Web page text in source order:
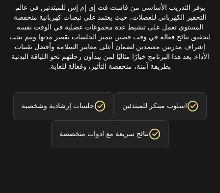
يوفر التدريب الأساسي من فاست فت إي إم إس للمبتدئين في عالم
التحفيز الكهربائي للعضلات، حيث يعتمد على نبضات كهربائية منخفضة
المستوى تعمل على تنشيط عدة مجموعات عضلية في الوقت نفسه
لتحقيق نتائج فعالة في وقت قصير. تتميز الجلسات بقصر مدتها وتتم تحت
إشراف مدربين معتمدين لضمان أعلى معايير السلامة وأفضل تقنيات
الأداء. يعد هذا البرنامج خيارًا مثاليًا لمن يبدأون رحلتهم نحو اللياقة البدنية
بطريقة آمنة، منخفضة التأثير، وفعالة للغاية.
اسلوب مبتكر للمبتدئين جلسات إرشادية وشخصية
نتائج سريعة مع ادوات متخصصة